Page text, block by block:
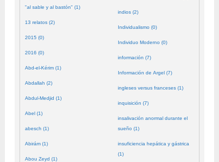
"al sable y al bastón" (1)
13 relatos (2)
2015 (0)
2016 (0)
Abd-el-Kérim (1)
Abdallah (2)
Abdul-Medjid (1)
Abel (1)
abesch (1)
Abirám (1)
Abou Zeyd (1)
indios (2)
Individualismo (0)
Individuo Moderno (0)
información (7)
Información de Argel (7)
ingleses versus franceses (1)
inquisición (7)
insalivación anormal durante el
sueño (1)
insuficiencia hepática y gástrica
(1)